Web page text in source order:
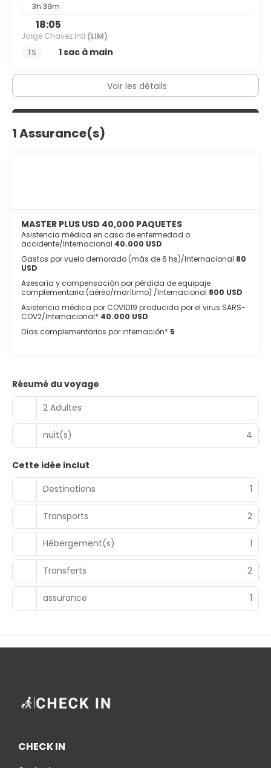
3h 39m
18:05
Jorge Chavez Intl (LIM)
TS
1 sac à main
Voir les détails
1 Assurance(s)
MASTER PLUS USD 40,000 PAQUETES
Asistencia médica en caso de enfermedad o
accidente/Internacional 40.000 USD
Gastos por vuelo demorado (más de 6 hs)/Internacional 80
USD
Asesoría y compensación por pérdida de equipaje
complementaria (aéreo/marítimo) /Internacional 800 USD
Asistencia médica por COVID19 producida por el virus SARS-
COV2/Internacional* 40.000 USD
Días complementarios por internación* 5
Résumé du voyage
2 Adultes
nuit(s) 4
Cette idée inclut
Destinations
1
Transports 2
Hébergement(s) 1
Transferts 2
assurance 1
CHECK IN